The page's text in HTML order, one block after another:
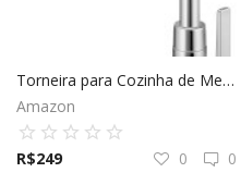
Hidráulica
Torneira para Cozinha de Mesa Bica Alta Gali - Docol
Amazon
R$249 0
0